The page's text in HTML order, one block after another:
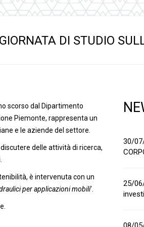
idraulici ed
pneumatici
Cablaggi
DI STUDIO
scorso dal Dipartimento
Piemonte, rappresenta un
e le aziende del settore.
delle attività di ricerca,
è intervenuta con un
per applicazioni mobili’.
30/
25/